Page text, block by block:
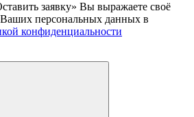
заявку» Вы выражаете своё
Ваших персональных данных в
конфиденциальности